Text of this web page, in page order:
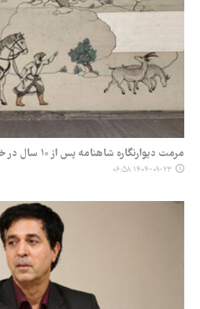
مرمت دیوارنگاره شاهنامه پس از ۱۰ سال در خیابان کریم‌خان
۱۴۰۴-۰۹-۲۳ ۰۶:۵۸